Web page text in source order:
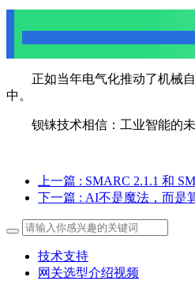
正如当年电气化推动了机械
中。
钡铼技术相信：工业智能的
上一篇 : SMARC 2.1.1 和
下一篇 : AI不是魔法，而是
技术支持
网关选型介绍视频